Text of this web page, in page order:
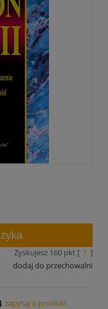
Zyskujesz 160pkt [ ? ]
dodaj do przechowalni
zapytaj o produkt